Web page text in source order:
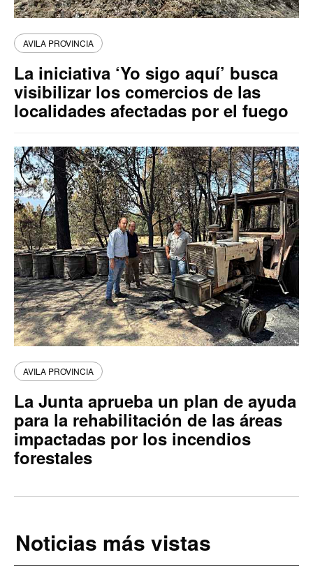
AVILA PROVINCIA
La iniciativa ‘Yo sigo aquí’ busca
visibilizar los comercios de las
localidades afectadas por el fuego
AVILA PROVINCIA
La Junta aprueba un plan de ayuda
para la rehabilitación de las áreas
impactadas por los incendios
forestales
Noticias más vistas